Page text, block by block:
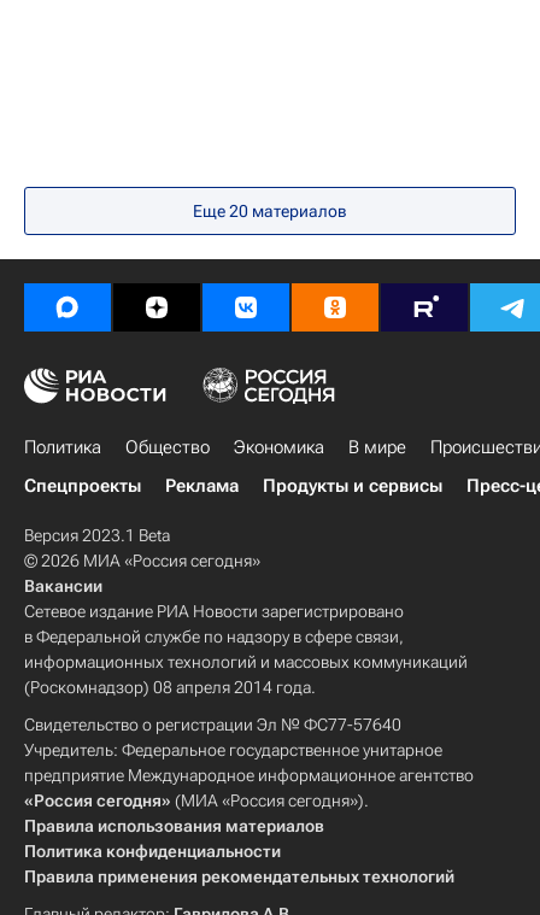
Еще20 материалов
Политика Общество Экономика В мире
Спецпроекты
Реклама Продукты и сервисы Пресс-
Версия 2023.1 Beta
© 2026 МИА «Россия сегодня»
Вакансии
Сетевое издание РИА Новости зарегистрировано
в Федеральной службе по надзору в сфере связи,
информационных технологий и массовых коммуникаций
(Роскомнадзор) 08 апреля 2014 года.
Свидетельство о регистрации Эл № ФС77-57640
Учредитель: Федеральное государственное унитарное
предприятие Международное информационное агентство
«Россия сегодня» (МИА «Россия сегодня»).
Правила использования материалов
Политика конфиденциальности
Правила применения рекомендательных технологий